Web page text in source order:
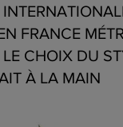
FRANCE
CHOIX DU
À LA MAIN